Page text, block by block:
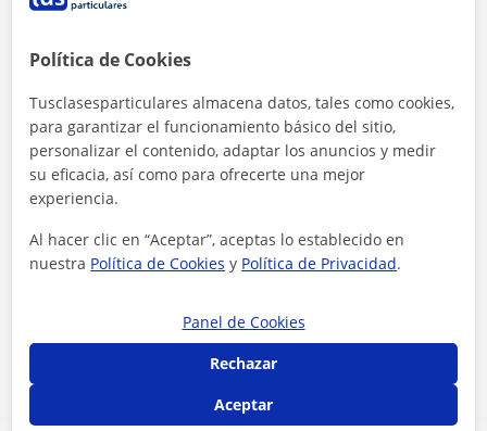
Al hacer clic, aceptas nuestroaviso legaly deprivacidad
Contactar ahora
Política de Cookies
Tusclasesparticulares almacena datos, tales como cookies,
para garantizar el funcionamiento básico del sitio,
personalizar el contenido, adaptar los anuncios y medir
su eficacia, así como para ofrecerte una mejor
experiencia.
Al hacer clic en “Aceptar”, aceptas lo establecido en
nuestra Política de Cookies y Política de Privacidad.
Panel de Cookies
Rechazar
Aceptar